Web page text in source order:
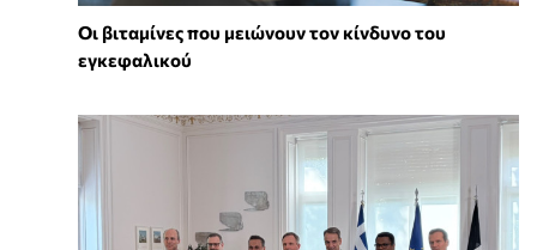
Οι βιταμίνες που μειώνουν τον κίνδυνο του
εγκεφαλικού